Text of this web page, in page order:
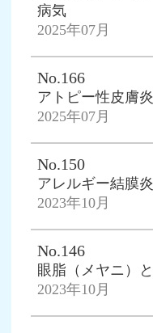
病気
2025年07月
No.166
アトピー性皮膚
2025年07月
No.150
アレルギー結膜
2023年10月
No.146
眼脂（メヤニ）
2023年10月